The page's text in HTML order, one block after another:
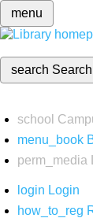
menu
search Search
school
menu_book
perm_media
login Login
how_to_reg